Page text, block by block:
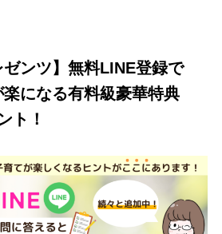
ゼンツ】無料LINE登録で
になる有料級豪華特典
ト！